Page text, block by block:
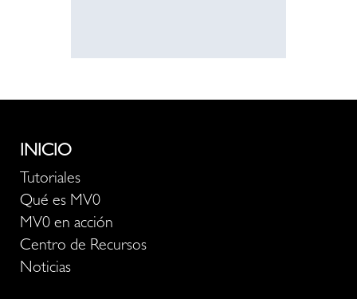
INICIO
Tutoriales
Qué es MV0
MV0 en acción
Centro de Recursos
Noticias